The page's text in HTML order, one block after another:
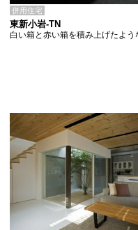
併用住宅
東新小岩-TN
白い箱と赤い箱を積み上げたよう